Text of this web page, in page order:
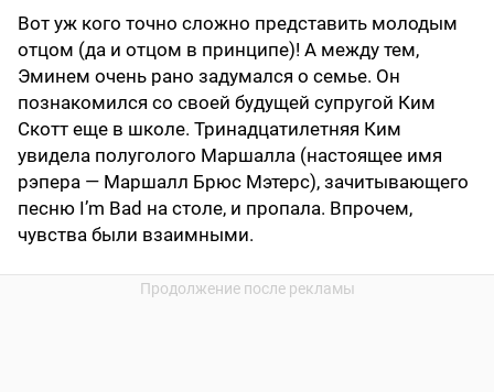
Вот уж кого точно сложно представить молодым
отцом (да и отцом в принципе)! А между тем,
Эминем очень рано задумался о семье. Он
познакомился со своей будущей супругой Ким
Скотт еще в школе. Тринадцатилетняя Ким
увидела полуголого Маршалла (настоящее имя
рэпера — Маршалл Брюс Мэтерс), зачитывающего
песню I’m Bad на столе, и пропала. Впрочем,
чувства были взаимными.